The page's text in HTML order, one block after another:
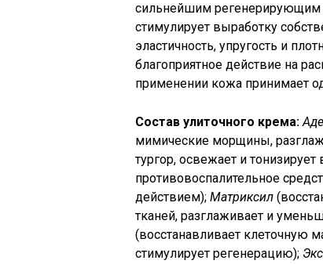
сильнейшим регенерирующим
стимулирует выработку
эластичность, упругость и
благоприятное действие на
применении кожа принимает
Состав улиточного крема:
мимические морщины,
тургор, освежает и тонизирует
противовоспалительное
действием); Матриксил
тканей, разглаживает и
(восстанавливает клеточную
стимулирует регенерацию);